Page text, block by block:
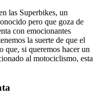
las Superbikes, un
pero que goza de
con emocionantes
la suerte de que el
que, si queremos hacer un
al motociclismo, esta